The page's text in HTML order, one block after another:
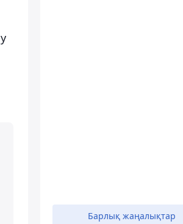
Барлық жаңалықтар